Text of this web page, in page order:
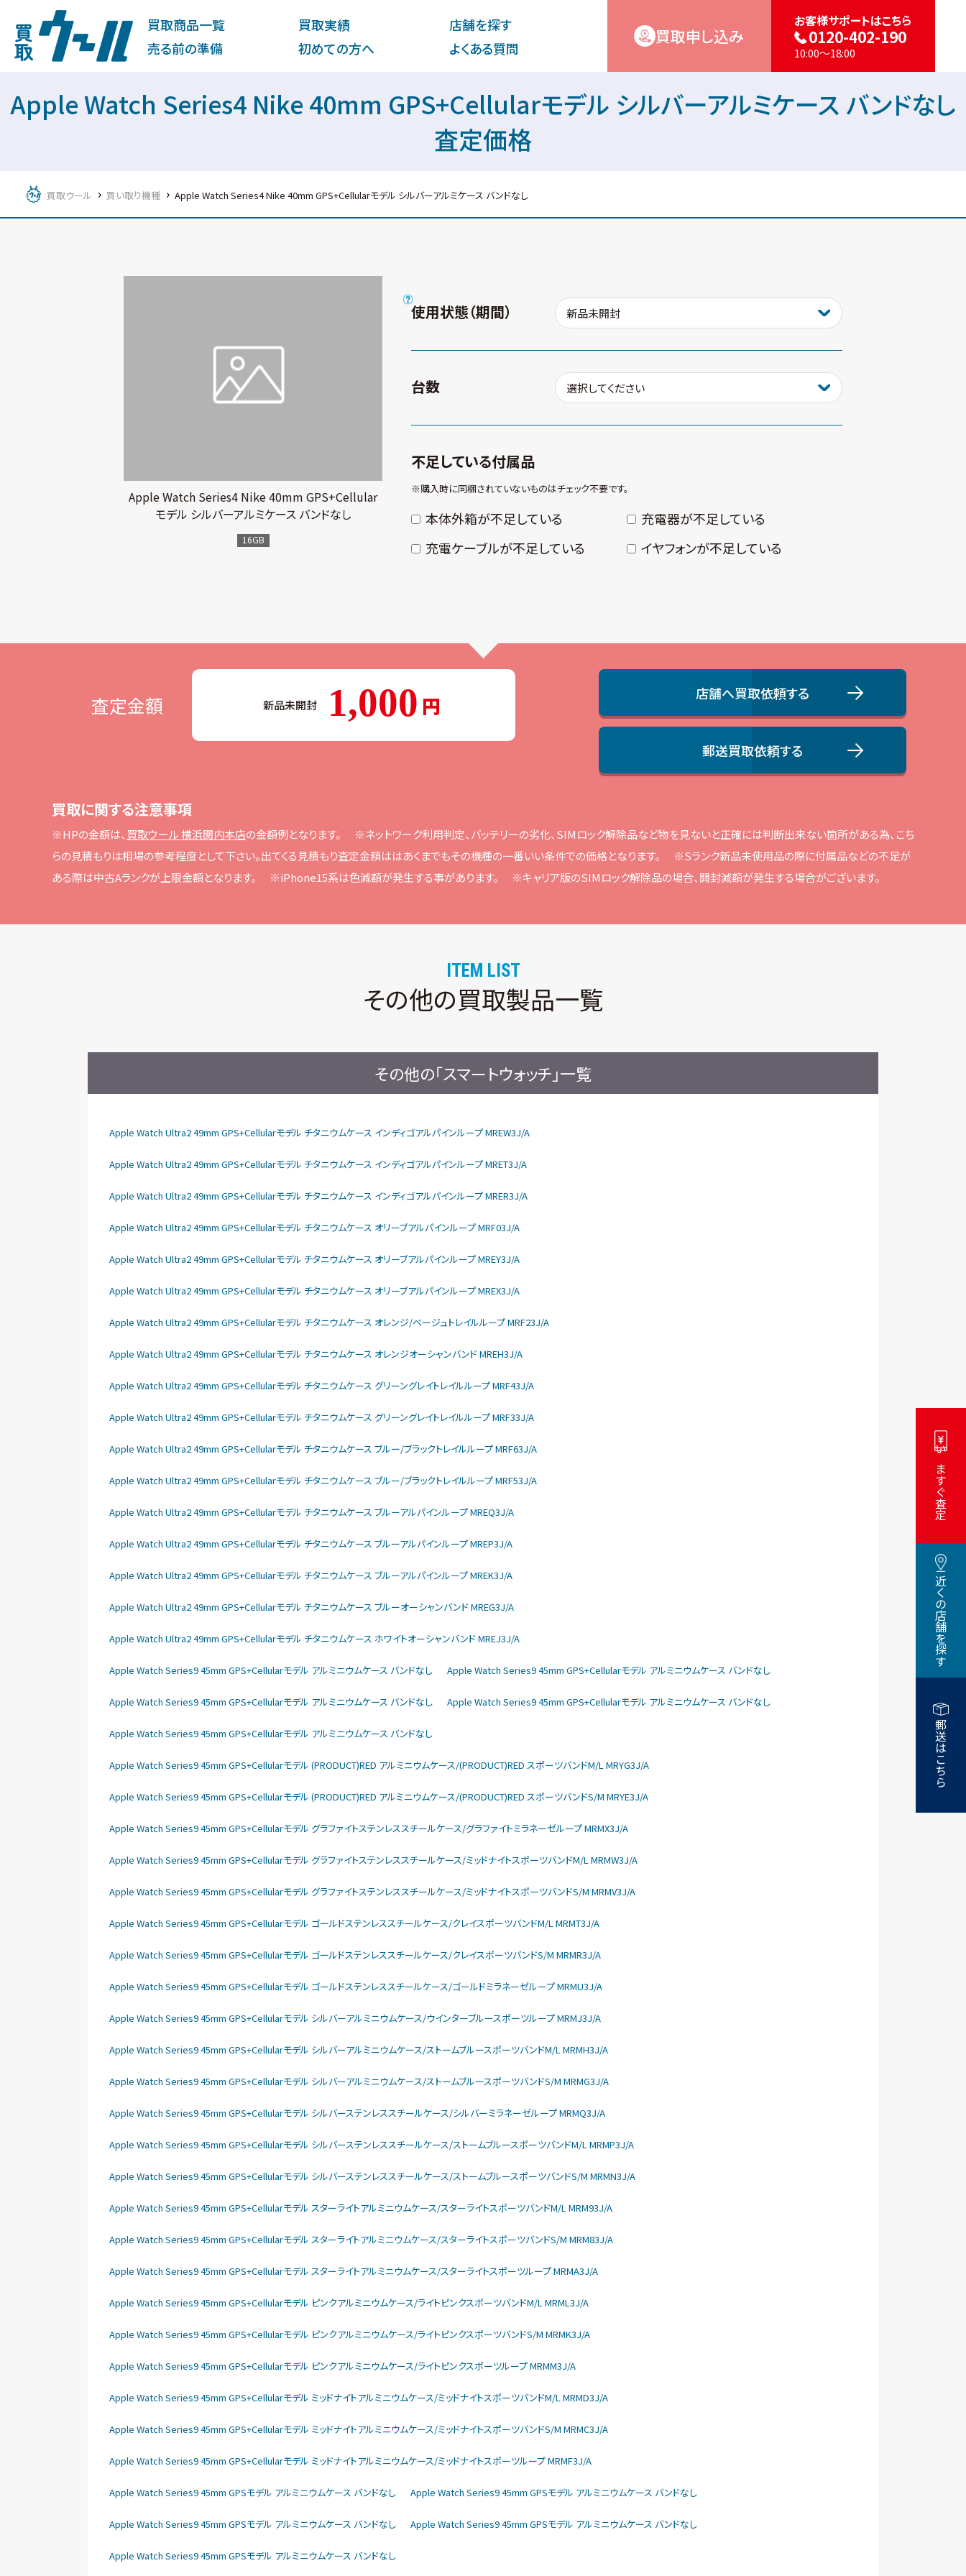
買取商品一覧 買取実績
店舗を探す
売る前の準備
初めての⽅へ よくある質問
買取申し込み
お客様サポートはこちら
0120-402-190
10:00～18:00
いますぐ査定
近くの店舗を探す
郵送はこちら
Apple Watch Series4 Nike 40mm GPS+Cellularモデル シルバーアルミケース バンドなし
査定価格
買取ウール 買い取り機種 Apple Watch Series4 Nike 40mm GPS+Cellularモデル シルバーアルミケース バンドなし
Apple Watch Series4 Nike 40mm GPS+Cellular
モデル シルバーアルミケース バンドなし
16GB
使用状態（期間）
台数
不足している付属品
※購⼊時に同梱されていないものはチェック不要です。
本体外箱が不⾜している
充電器が不⾜している
充電ケーブルが不⾜している
イヤフォンが不⾜している
査定金額 新品未開封 1,000 店舗へ買取依頼する
郵送買取依頼する
買取に関する注意事項
※HPの⾦額は、 買取ウール 横浜関内本店の⾦額例となります。
※ネットワーク利⽤判定、バッテリーの劣化、SIMロック解除品など物を⾒ないと正確には判断出来ない箇所がある為、こち
らの⾒積もりは相場の参考程度として下さい。出てくる⾒積もり査定⾦額ははあくまでもその機種の⼀番いい条件での価格となります。
※Sランク新品未使⽤品の際に付属品などの不⾜が
ある際は中古Aランクが上限⾦額となります。
※iPhone15系は⾊減額が発⽣する事があります。 ※キャリア版のSIMロック解除品の場合、開封減額が発⽣する場合がございます。
ITEM LIST
その他の買取製品一覧
その他の「スマートウォッチ」一覧
Apple Watch Ultra2 49mm GPS+Cellularモデル チタニウムケース インディゴアルパインループ MREW3J/A
Apple Watch Ultra2 49mm GPS+Cellularモデル チタニウムケース インディゴアルパインループ MRET3J/A
Apple Watch Ultra2 49mm GPS+Cellularモデル チタニウムケース インディゴアルパインループ MRER3J/A
Apple Watch Ultra2 49mm GPS+Cellularモデル チタニウムケース オリーブアルパインループ MRF03J/A
Apple Watch Ultra2 49mm GPS+Cellularモデル チタニウムケース オリーブアルパインループ MREY3J/A
Apple Watch Ultra2 49mm GPS+Cellularモデル チタニウムケース オリーブアルパインループ MREX3J/A
Apple Watch Ultra2 49mm GPS+Cellularモデル チタニウムケース オレンジ/ベージュトレイルループ MRF23J/A
Apple Watch Ultra2 49mm GPS+Cellularモデル チタニウムケース オレンジオーシャンバンド MREH3J/A
Apple Watch Ultra2 49mm GPS+Cellularモデル チタニウムケース グリーングレイトレイルループ MRF43J/A
Apple Watch Ultra2 49mm GPS+Cellularモデル チタニウムケース グリーングレイトレイルループ MRF33J/A
Apple Watch Ultra2 49mm GPS+Cellularモデル チタニウムケース ブルー/ブラックトレイルループ MRF63J/A
Apple Watch Ultra2 49mm GPS+Cellularモデル チタニウムケース ブルー/ブラックトレイルループ MRF53J/A
Apple Watch Ultra2 49mm GPS+Cellularモデル チタニウムケース ブルーアルパインループ MREQ3J/A
Apple Watch Ultra2 49mm GPS+Cellularモデル チタニウムケース ブルーアルパインループ MREP3J/A
Apple Watch Ultra2 49mm GPS+Cellularモデル チタニウムケース ブルーアルパインループ MREK3J/A
Apple Watch Ultra2 49mm GPS+Cellularモデル チタニウムケース ブルーオーシャンバンド MREG3J/A
Apple Watch Ultra2 49mm GPS+Cellularモデル チタニウムケース ホワイトオーシャンバンド MREJ3J/A
Apple Watch Series9 45mm GPS+Cellularモデル アルミニウムケース バンドなし Apple Watch Series9 45mm GPS+Cellularモデル アルミニウムケース バンドなし
Apple Watch Series9 45mm GPS+Cellularモデル アルミニウムケース バンドなし Apple Watch Series9 45mm GPS+Cellularモデル アルミニウムケース バンドなし
Apple Watch Series9 45mm GPS+Cellularモデル アルミニウムケース バンドなし
Apple Watch Series9 45mm GPS+Cellularモデル (PRODUCT)RED アルミニウムケース/(PRODUCT)RED スポーツバンドM/L MRYG3J/A
Apple Watch Series9 45mm GPS+Cellularモデル (PRODUCT)RED アルミニウムケース/(PRODUCT)RED スポーツバンドS/M MRYE3J/A
Apple Watch Series9 45mm GPS+Cellularモデル グラファイトステンレススチールケース/グラファイトミラネーゼループ MRMX3J/A
Apple Watch Series9 45mm GPS+Cellularモデル グラファイトステンレススチールケース/ミッドナイトスポーツバンドM/L MRMW3J/A
Apple Watch Series9 45mm GPS+Cellularモデル グラファイトステンレススチールケース/ミッドナイトスポーツバンドS/M MRMV3J/A
Apple Watch Series9 45mm GPS+Cellularモデル ゴールドステンレススチールケース/クレイスポーツバンドM/L MRMT3J/A
Apple Watch Series9 45mm GPS+Cellularモデル ゴールドステンレススチールケース/クレイスポーツバンドS/M MRMR3J/A
Apple Watch Series9 45mm GPS+Cellularモデル ゴールドステンレススチールケース/ゴールドミラネーゼループ MRMU3J/A
Apple Watch Series9 45mm GPS+Cellularモデル シルバーアルミニウムケース/ウインターブルースポーツループ MRMJ3J/A
Apple Watch Series9 45mm GPS+Cellularモデル シルバーアルミニウムケース/ストームブルースポーツバンドM/L MRMH3J/A
Apple Watch Series9 45mm GPS+Cellularモデル シルバーアルミニウムケース/ストームブルースポーツバンドS/M MRMG3J/A
Apple Watch Series9 45mm GPS+Cellularモデル シルバーステンレススチールケース/シルバーミラネーゼループ MRMQ3J/A
Apple Watch Series9 45mm GPS+Cellularモデル シルバーステンレススチールケース/ストームブルースポーツバンドM/L MRMP3J/A
Apple Watch Series9 45mm GPS+Cellularモデル シルバーステンレススチールケース/ストームブルースポーツバンドS/M MRMN3J/A
Apple Watch Series9 45mm GPS+Cellularモデル スターライトアルミニウムケース/スターライトスポーツバンドM/L MRM93J/A
Apple Watch Series9 45mm GPS+Cellularモデル スターライトアルミニウムケース/スターライトスポーツバンドS/M MRM83J/A
Apple Watch Series9 45mm GPS+Cellularモデル スターライトアルミニウムケース/スターライトスポーツループ MRMA3J/A
Apple Watch Series9 45mm GPS+Cellularモデル ピンクアルミニウムケース/ライトピンクスポーツバンドM/L MRML3J/A
Apple Watch Series9 45mm GPS+Cellularモデル ピンクアルミニウムケース/ライトピンクスポーツバンドS/M MRMK3J/A
Apple Watch Series9 45mm GPS+Cellularモデル ピンクアルミニウムケース/ライトピンクスポーツループ MRMM3J/A
Apple Watch Series9 45mm GPS+Cellularモデル ミッドナイトアルミニウムケース/ミッドナイトスポーツバンドM/L MRMD3J/A
Apple Watch Series9 45mm GPS+Cellularモデル ミッドナイトアルミニウムケース/ミッドナイトスポーツバンドS/M MRMC3J/A
Apple Watch Series9 45mm GPS+Cellularモデル ミッドナイトアルミニウムケース/ミッドナイトスポーツループ MRMF3J/A
Apple Watch Series9 45mm GPSモデル アルミニウムケース バンドなし Apple Watch Series9 45mm GPSモデル アルミニウムケース バンドなし
Apple Watch Series9 45mm GPSモデル アルミニウムケース バンドなし Apple Watch Series9 45mm GPSモデル アルミニウムケース バンドなし
Apple Watch Series9 45mm GPSモデル アルミニウムケース バンドなし